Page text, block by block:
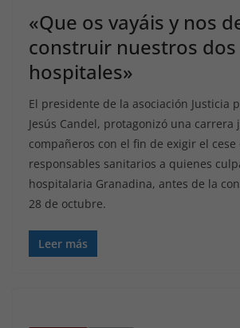
«Que os vayáis y nos
construir nuestros dos
hospitales»
El presidente de la asociación Justicia
Jesús Candel, protagonizó una carrera
compañeros con el fin de exigir el cese
responsables sanitarios a quienes
hospitalaria Granadina, antes de la
28 de octubre.
Leer más